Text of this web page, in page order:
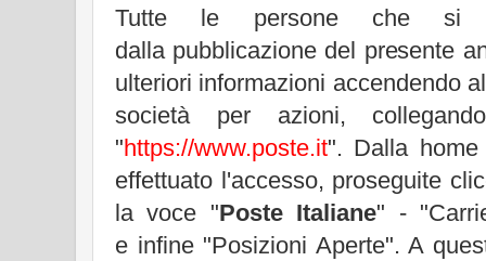
Tutte le persone che si
dalla pubblicazione del presente
ulteriori informazioni accendendo
società per azioni,
"https://www.poste.it". Dalla
effettuato l'accesso, proseguite
la voce "Poste Italiane" -
e infine "Posizioni Aperte". A